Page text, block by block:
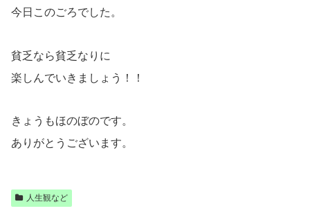
今日このごろでした。
貧乏なら貧乏なりに
楽しんでいきましょう！！
きょうもほのぼのです。
ありがとうございます。
人生観など